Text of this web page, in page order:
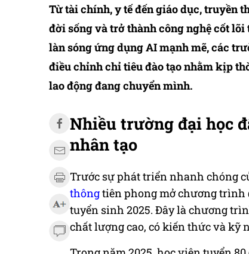
Từ tài chính, y tế đến giáo dục, truyền
đời sống và trở thành công nghệ cốt
làn sóng ứng dụng AI mạnh mẽ, các
điều chỉnh chỉ tiêu đào tạo nhằm kịp
lao động đang chuyển mình.
Nhiều trường đại học
nhân tạo
Trước sự phát triển nhanh chóng
thôngtiên phong mở chương trình
tuyển sinh 2025. Đây là chương
chất lượng cao, có kiến thức và kỹ